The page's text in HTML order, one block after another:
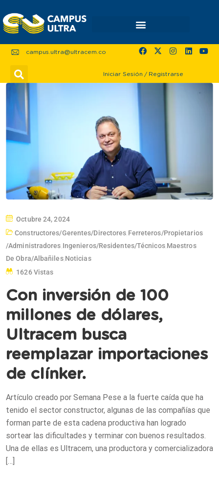
campus.ultra@ultracem.co
Iniciar Sesión / Registrarse
Octubre 24, 2024
Constructores/gerentes/directores Ferreteros/propietarios
/administradores Ingenieros/residentes/técnicos, Maestros
De Obra/albañiles, Noticias
1626 Vistas
Con inversión de 100
millones de dólares,
Ultracem busca
reemplazar importaciones
de clínker.
Artículo creado por Semana Pese a la fuerte caída que ha
tenido el sector constructor, algunas de las compañías que
forman parte de esta cadena productiva han logrado
sortear las dificultades y terminar con buenos resultados.
Una de ellas es Ultracem, una productora y comercializadora
[…]